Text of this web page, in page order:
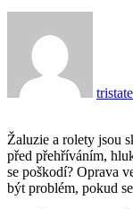
tristate
Žaluzie a rolety jsou
před přehříváním,
se poškodí? Oprava
být problém, pokud